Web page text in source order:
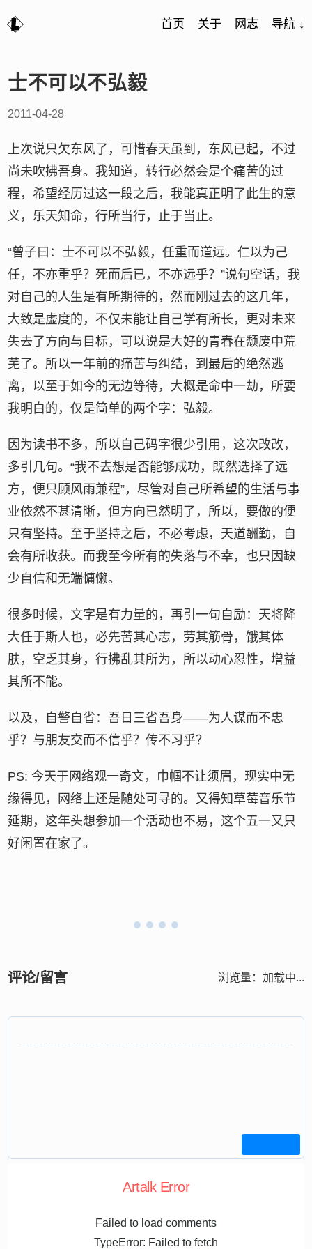
首页 关于 网志 导航 ↓
士不可以不弘毅
2011-04-28
上次说只欠东风了，可惜春天虽到，东风已起，不过
尚未吹拂吾身。我知道，转行必然会是个痛苦的过
程，希望经历过这一段之后，我能真正明了此生的意
义，乐天知命，行所当行，止于当止。
“曾子曰：士不可以不弘毅，任重而道远。仁以为己
任，不亦重乎？死而后已，不亦远乎？”说句空话，我
对自己的人生是有所期待的，然而刚过去的这几年，
大致是虚度的，不仅未能让自己学有所长，更对未来
失去了方向与目标，可以说是大好的青春在颓废中荒
芜了。所以一年前的痛苦与纠结，到最后的绝然逃
离，以至于如今的无边等待，大概是命中一劫，所要
我明白的，仅是简单的两个字：弘毅。
因为读书不多，所以自己码字很少引用，这次改改，
多引几句。“我不去想是否能够成功，既然选择了远
方，便只顾风雨兼程”，尽管对自己所希望的生活与事
业依然不甚清晰，但方向已然明了，所以，要做的便
只有坚持。至于坚持之后，不必考虑，天道酬勤，自
会有所收获。而我至今所有的失落与不幸，也只因缺
少自信和无端慵懒。
很多时候，文字是有力量的，再引一句自励：天将降
大任于斯人也，必先苦其心志，劳其筋骨，饿其体
肤，空乏其身，行拂乱其所为，所以动心忍性，增益
其所不能。
以及，自警自省：吾日三省吾身——为人谋而不忠
乎？与朋友交而不信乎？传不习乎？
PS: 今天于网络观一奇文，巾帼不让须眉，现实中无
缘得见，网络上还是随处可寻的。又得知草莓音乐节
延期，这年头想参加一个活动也不易，这个五一又只
好闲置在家了。
评论/留言 浏览量： 加载中...
Artalk Error
Failed to load comments
TypeError: Failed to fetch